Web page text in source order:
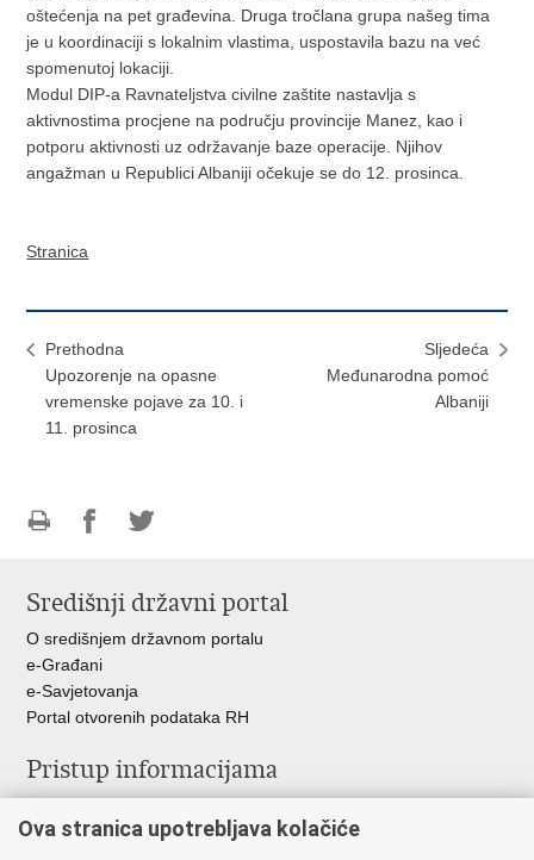
oštećenja na pet građevina. Druga tročlana grupa našeg tima
je u koordinaciji s lokalnim vlastima, uspostavila bazu na već
spomenutoj lokaciji.
Modul DIP-a Ravnateljstva civilne zaštite nastavlja s
aktivnostima procjene na području provincije Manez, kao i
potporu aktivnosti uz održavanje baze operacije. Njihov
angažman u Republici Albaniji očekuje se do 12. prosinca.
Stranica
Prethodna
Upozorenje na opasne
vremenske pojave za 10. i
11. prosinca
Sljedeća
Međunarodna pomoć
Albaniji
FacebookuTwitteru
Središnji državni portal
O središnjem državnom portalu
e-Građani
e-Savjetovanja
Portal otvorenih podataka RH
Pristup informacijama
Savjetovanje
Ova stranica upotrebljava kolačiće